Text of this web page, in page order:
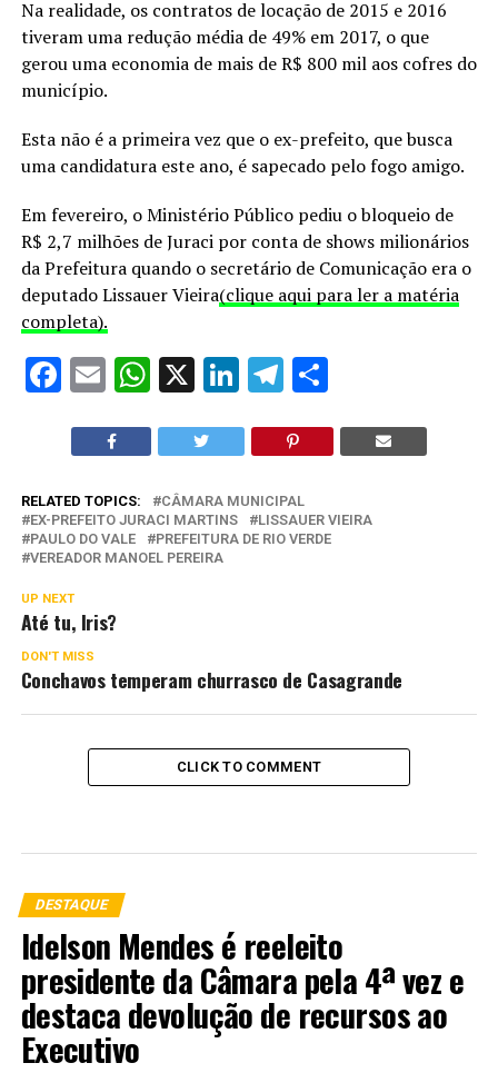
Na realidade, os contratos de locação de 2015 e 2016
tiveram uma redução média de 49% em 2017, o que
gerou uma economia de mais de R$ 800 mil aos cofres do
município.
Esta não é a primeira vez que o ex-prefeito, que busca
uma candidatura este ano, é sapecado pelo fogo amigo.
Em fevereiro, o Ministério Público pediu o bloqueio de
R$ 2,7 milhões de Juraci por conta de shows milionários
da Prefeitura quando o secretário de Comunicação era o
deputado Lissauer Vieira(clique aqui para ler a matéria
completa).
Facebook
EmailWhatsApp
X LinkedIn
Telegram
Share
RELATED TOPICS:
CÂMARA MUNICIPAL
EX-PREFEITO JURACI MARTINS
LISSAUER VIEIRA
PAULO DO VALE
PREFEITURA DE RIO VERDE
VEREADOR MANOEL PEREIRA
UP NEXT
Até tu, Iris?
DON'T MISS
Conchavos temperam churrasco de Casagrande
CLICK TO COMMENT
DESTAQUE
Idelson Mendes é reeleito
presidente da Câmara pela 4ª vez e
destaca devolução de recursos ao
Executivo